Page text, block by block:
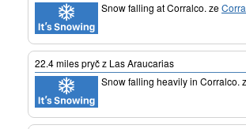
Snow falling at Corralco. ze
22.4milespryč z Las Araucarias
Snow falling heavily in Corralco.